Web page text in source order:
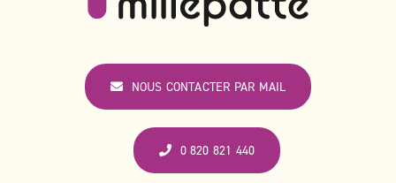
NOUS CONTACTER PAR MAIL
0 820 821 440